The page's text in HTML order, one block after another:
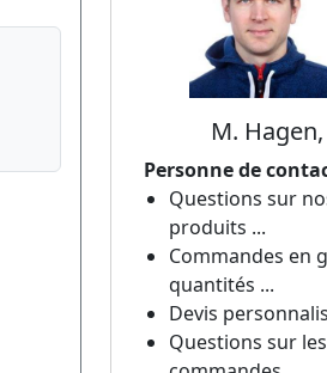
M. Hagen,
Personne de
Questions sur
produits ...
Commandes en
quantités ...
Devis
Questions sur les